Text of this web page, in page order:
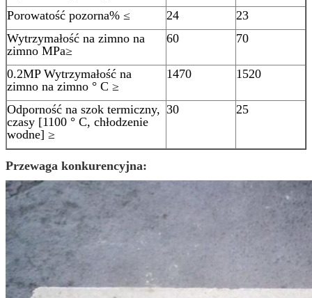
Porowatość pozorna% ≤
24
23
Wytrzymałość na zimno na
zimno MPa≥
60 70
0.2MP Wytrzymałość na
zimno na zimno ° C ≥
1470 1520
Odporność na szok termiczny,
czasy [1100 ° C, chłodzenie
wodne] ≥
30 25
Przewaga konkurencyjna: